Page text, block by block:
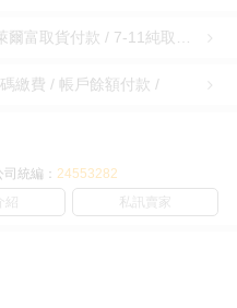
繳費 / 帳戶餘額付款 /
編： 24553282
私訊賣家